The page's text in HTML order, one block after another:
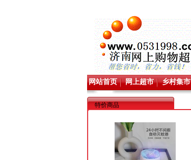
网站首页 网上超市 乡村集市
特价商品